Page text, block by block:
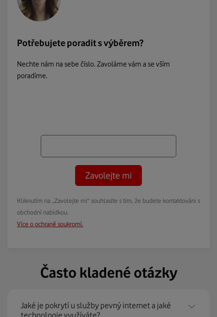
Potřebujete poradit s výběrem?
Nechte nám na sebe číslo. Zavoláme vám a se vším
poradíme.
Zavolejte mi
Kliknutím na „Zavolejte mi“ souhlasíte s tím, že budete kontaktováni s
obchodní nabídkou.
Více o ochraně soukromí.
Často kladené otázky
Jaké je pokrytí u služby pevný internet a jaké
technologie využíváte?